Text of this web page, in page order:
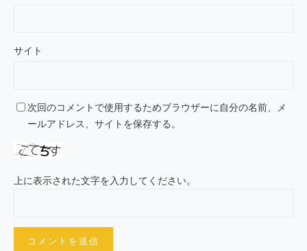
サイト
次回のコメントで使用するためブラウザーに自分の名前、メ
ールアドレス、サイトを保存する。
上に表示された文字を入力してください。